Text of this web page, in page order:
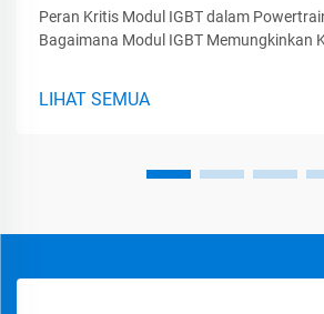
Peran Kritis Modul IGBT dalam
Bagaimana Modul IGBT Memungkinkan
listrik. Secara dasar berfungsi...
LIHAT SEMUA